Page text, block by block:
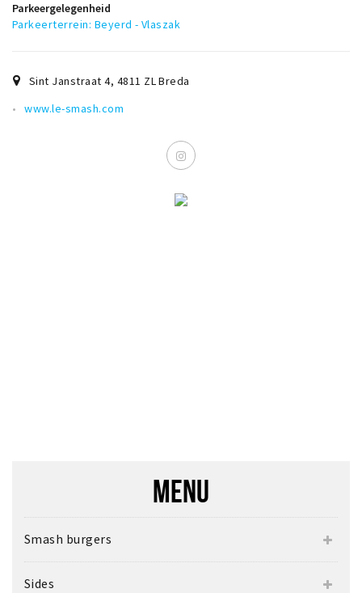
Parkeergelegenheid
Parkeerterrein: Beyerd - Vlaszak
Sint Janstraat 4, 4811 ZLBreda
www.le-smash.com
MENU
Smash burgers
Sides